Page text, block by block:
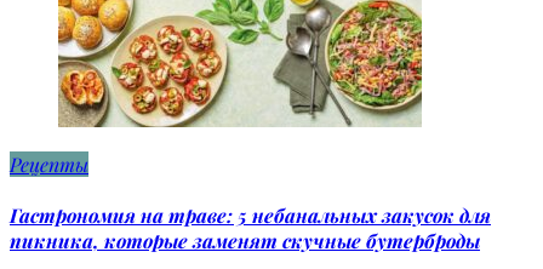
Рецепты
Гастрономия на траве: 5 небанальных закусок для
пикника, которые заменят скучные бутерброды